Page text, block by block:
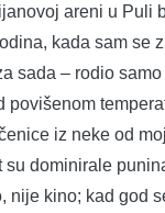
areni u Puli
kada sam se
sada – rodio
povišenom
iz neke od
su dominirale
nije kino; kad god